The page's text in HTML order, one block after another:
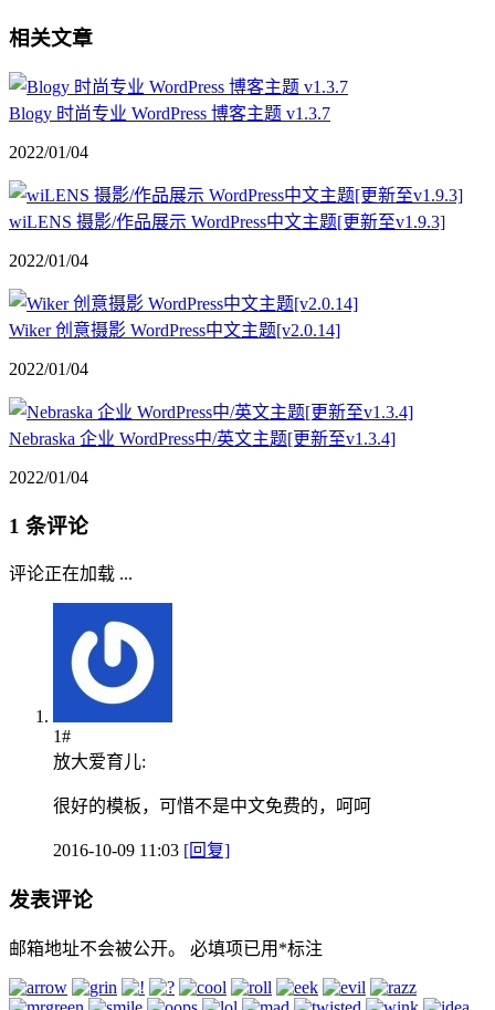
相关文章
Blogy 时尚专业 WordPress 博客主题 v1.3.7
2022/01/04
wiLENS 摄影/作品展示 WordPress中文主题[更新至v1.9.3]
2022/01/04
Wiker 创意摄影 WordPress中文主题[v2.0.14]
2022/01/04
Nebraska 企业 WordPress中/英文主题[更新至v1.3.4]
2022/01/04
1 条评论
评论正在加载 ...
1#
放大爱育儿:
很好的模板，可惜不是中文免费的，呵呵
2016-10-09 11:03 [回复]
发表评论
邮箱地址不会被公开。 必填项已用 *标注